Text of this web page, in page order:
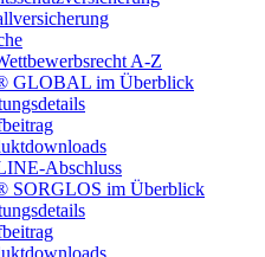
A-Z
GLOBAL im Überblick
Abschluss
SORGLOS im Überblick